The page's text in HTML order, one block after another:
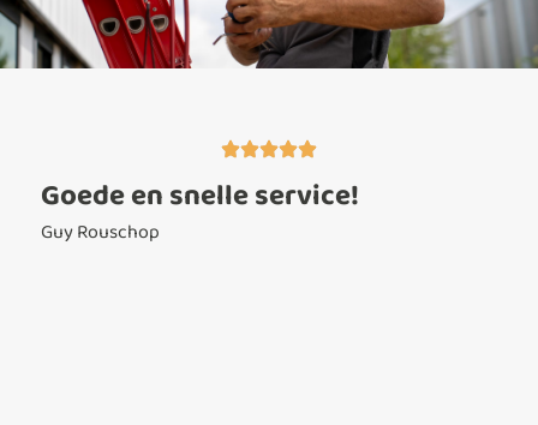
Goede en snelle service!
Guy Rouschop